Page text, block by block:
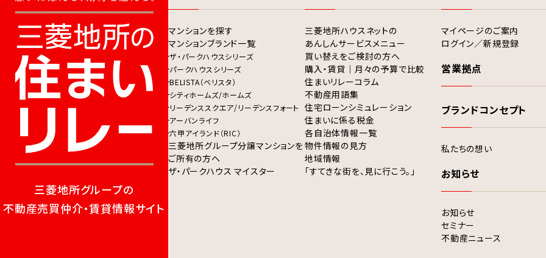
三菱地所グループの
不動産売買仲介・賃貸情報サイト
マンションを探す
マンションブランド一覧
ザ・パークハウスシリーズ
パークハウスシリーズ
BELISTA（ベリスタ）
シティホームズ/ホームズ
リーデンススクエア/リーデンスフォート
アーバンライフ
六甲アイランド（RIC）
三菱地所グループ分譲マンションを
ご所有の方へ
ザ・パークハウス マイスター
三菱地所ハウスネットの
あんしんサービスメニュー
買い替えをご検討の方へ
購入・賃貸｜月々の予算で比較
住まいリレーコラム
不動産用語集
住宅ローンシミュレーション
住まいに係る税金
各自治体情報一覧
物件情報の見方
地域情報
「すてきな街を、見に行こう。」
マイページのご案内
ログイン／新規登録
営業拠点
ブランドコンセプト
私たちの想い
お知らせ
お知らせ
セミナー
不動産ニュース